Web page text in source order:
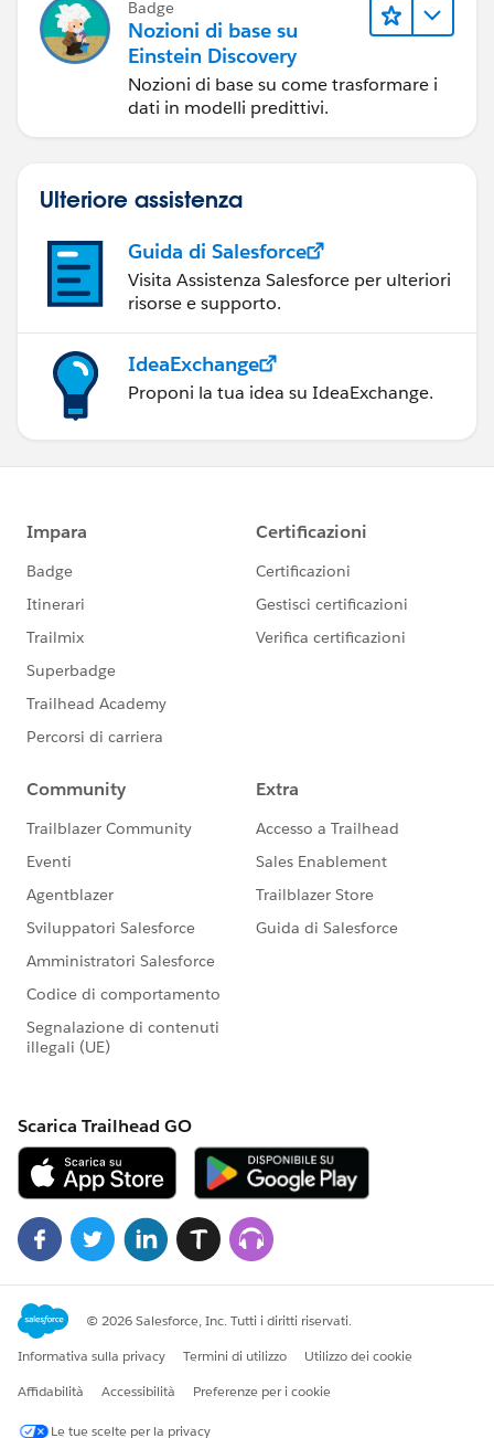
Badge
Nozioni di base su
Einstein Discovery
Nozioni di base su come trasformare i
dati in modelli predittivi.
Ulteriore assistenza
Guida di Salesforce
Visita Assistenza Salesforce per ulteriori
risorse e supporto.
IdeaExchange
Proponi la tua idea su IdeaExchange.